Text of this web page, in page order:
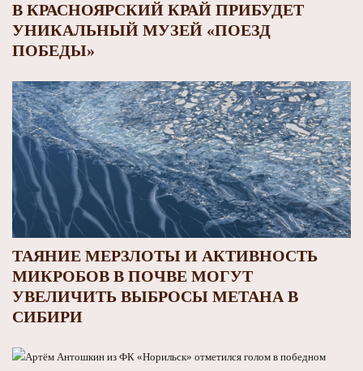
В КРАСНОЯРСКИЙ КРАЙ ПРИБУДЕТ
УНИКАЛЬНЫЙ МУЗЕЙ «ПОЕЗД
ПОБЕДЫ»
ТАЯНИЕ МЕРЗЛОТЫ И АКТИВНОСТЬ
МИКРОБОВ В ПОЧВЕ МОГУТ
УВЕЛИЧИТЬ ВЫБРОСЫ МЕТАНА В
СИБИРИ